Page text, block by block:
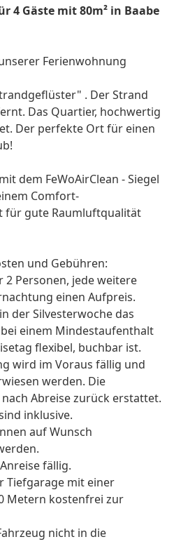
4 Gäste mit 80m² in Baabe
Ferienwohnung
. Der Strand
Das Quartier, hochwertig
Der perfekte Ort für einen
dem FeWoAirClean - Siegel
Comfort-
für gute Raumluftqualität
und Gebühren:
Personen, jede weitere
einen Aufpreis.
der Silvesterwoche das
einem Mindestaufenthalt
flexibel, buchbar ist.
wird im Voraus fällig und
werden. Die
Abreise zurück erstattet.
inklusive.
auf Wunsch
fällig.
Tiefgarage mit einer
Metern kostenfrei zur
nicht in die